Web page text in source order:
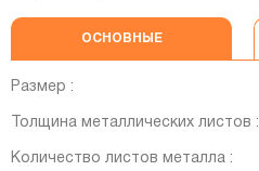
ОСНОВНЫЕ
Размер :
Толщина металлических листов :
Количество листов металла :